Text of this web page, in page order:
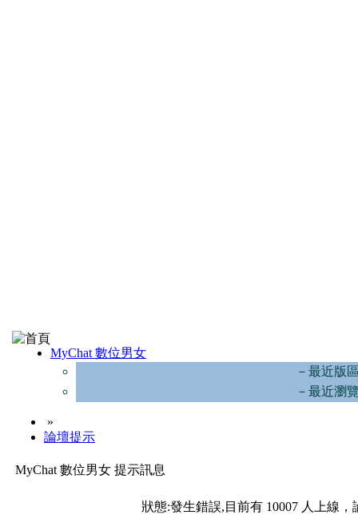
MyChat 數位男女
－最近版
－最近瀏
»
論壇提示
MyChat 數位男女 提示訊息
狀態:發生錯誤,目前有 10007 人上線